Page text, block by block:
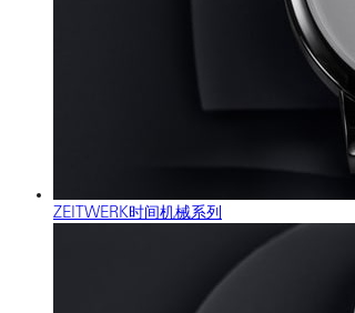
ZEITWERK时间机械系列